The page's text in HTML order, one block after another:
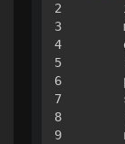
2
3
4
5
6
7
8
9